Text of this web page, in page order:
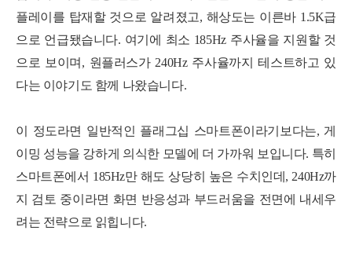
플레이를 탑재할 것으로 알려졌고, 해상도는 이른바 1.5K급
으로 언급됐습니다. 여기에 최소 185Hz 주사율을 지원할 것
으로 보이며, 원플러스가 240Hz 주사율까지 테스트하고 있
다는 이야기도 함께 나왔습니다.
이 정도라면 일반적인 플래그십 스마트폰이라기보다는, 게
이밍 성능을 강하게 의식한 모델에 더 가까워 보입니다. 특히
스마트폰에서 185Hz만 해도 상당히 높은 수치인데, 240Hz까
지 검토 중이라면 화면 반응성과 부드러움을 전면에 내세우
려는 전략으로 읽힙니다.